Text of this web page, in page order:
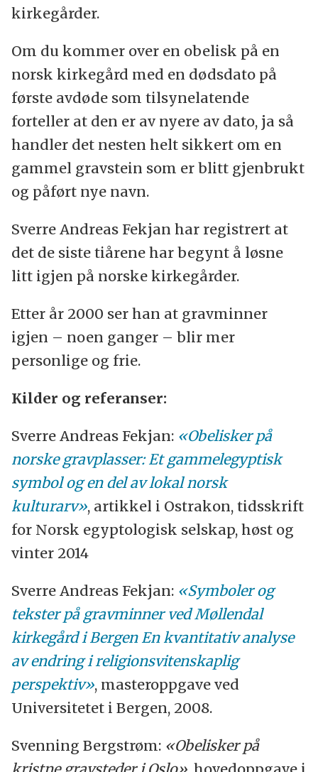
kirkegårder.
Om du kommer over en obelisk på en
norsk kirkegård med en dødsdato på
første avdøde som tilsynelatende
forteller at den er av nyere av dato, ja så
handler det nesten helt sikkert om en
gammel gravstein som er blitt gjenbrukt
og påført nye navn.
Sverre Andreas Fekjan har registrert at
det de siste tiårene har begynt å løsne
litt igjen på norske kirkegårder.
Etter år 2000 ser han at gravminner
igjen – noen ganger – blir mer
personlige og frie.
Kilder og referanser:
Sverre Andreas Fekjan: «Obelisker på
norske gravplasser: Et gammelegyptisk
symbol og en del av lokal norsk
kulturarv», artikkel i Ostrakon, tidsskrift
for Norsk egyptologisk selskap, høst og
vinter 2014
Sverre Andreas Fekjan: «Symboler og
tekster på gravminner ved Møllendal
kirkegård i Bergen En kvantitativ analyse
av endring i religionsvitenskaplig
perspektiv», masteroppgave ved
Universitetet i Bergen, 2008.
Svenning Bergstrøm: «Obelisker på